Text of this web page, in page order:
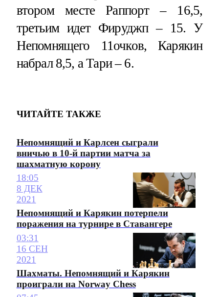
втором месте Раппорт – 16,5,
третьим идет Фируджп – 15. У
Непомнящего 11очков, Карякин
набрал 8,5, а Тари – 6.
ЧИТАЙТЕ ТАКЖЕ
Непомнящий и Карлсен сыграли
вничью в 10-й партии матча за
шахматную корону
18:05
8 ДЕК
2021
Непомнящий и Карякин потерпели
поражения на турнире в Ставангере
03:31
16 СЕН
2021
Шахматы. Непомнящий и Карякин
проиграли на Norway Chess